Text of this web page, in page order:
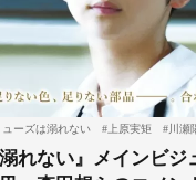
ューズは溺れない #上原実矩 #川瀬
溺れない』メインビ